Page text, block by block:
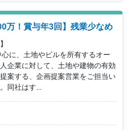
万！賞与年3回】残業少なめ
企業に対して、土地や建物の有効
案する、企画提案営業をご担当い
同社はす...